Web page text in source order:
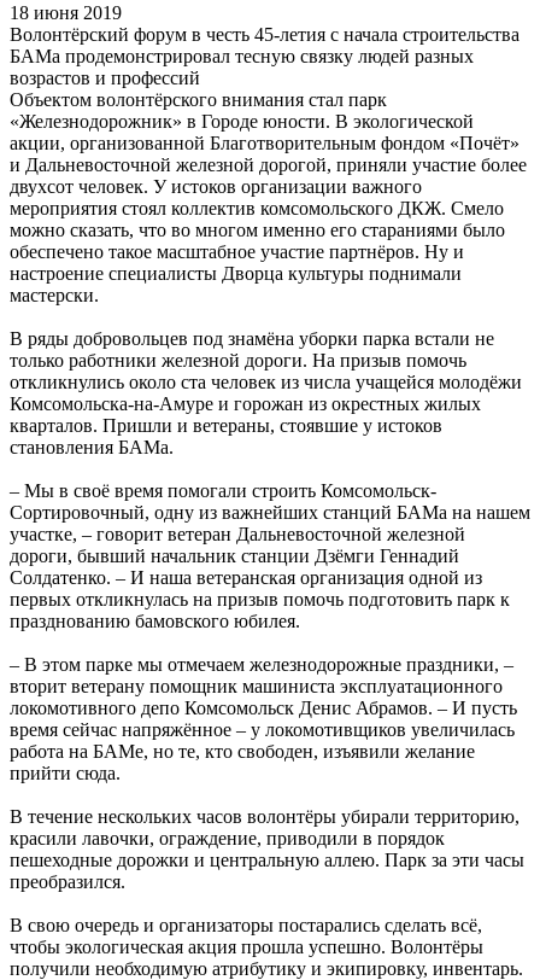
18 июня 2019
Волонтёрский форум в честь 45-летия с начала строительства
БАМа продемонстрировал тесную связку людей разных
возрастов и профессий
Объектом волонтёрского внимания стал парк
«Железнодорожник» в Городе юности. В экологической
акции, организованной Благотворительным фондом «Почёт»
и Дальневосточной железной дорогой, приняли участие более
двухсот человек. У истоков организации важного
мероприятия стоял коллектив комсомольского ДКЖ. Смело
можно сказать, что во многом именно его стараниями было
обеспечено такое масштабное участие партнёров. Ну и
настроение специалисты Дворца культуры поднимали
мастерски.
В ряды добровольцев под знамёна уборки парка встали не
только работники железной дороги. На призыв помочь
откликнулись около ста человек из числа учащейся молодёжи
Комсомольска-на-Амуре и горожан из окрестных жилых
кварталов. Пришли и ветераны, стоявшие у истоков
становления БАМа.
– Мы в своё время помогали строить Комсомольск-
Сортировочный, одну из важнейших станций БАМа на нашем
участке, – говорит ветеран Дальневосточной железной
дороги, бывший начальник станции Дзёмги Геннадий
Солдатенко. – И наша ветеранская организация одной из
первых откликнулась на призыв помочь подготовить парк к
празднованию бамовского юбилея.
– В этом парке мы отмечаем железнодорожные праздники, –
вторит ветерану помощник машиниста эксплуатационного
локомотивного депо Комсомольск Денис Абрамов. – И пусть
время сейчас напряжённое – у локомотивщиков увеличилась
работа на БАМе, но те, кто свободен, изъявили желание
прийти сюда.
В течение нескольких часов волонтёры убирали территорию,
красили лавочки, ограждение, приводили в порядок
пешеходные дорожки и центральную аллею. Парк за эти часы
преобразился.
В свою очередь и организаторы постарались сделать всё,
чтобы экологическая акция прошла успешно. Волонтёры
получили необходимую атрибутику и экипировку, инвентарь.